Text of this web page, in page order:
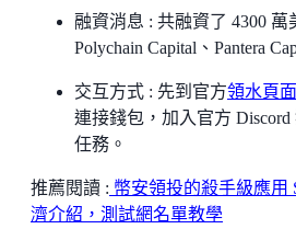
融資消息 : 共融資了 4300 萬
Polychain Capital、Pantera
交互方式 : 先到官方領水頁面
連接錢包，加入官方
任務。
推薦閱讀 : 幣安領投的殺手級應用
濟介紹，測試網名單教學